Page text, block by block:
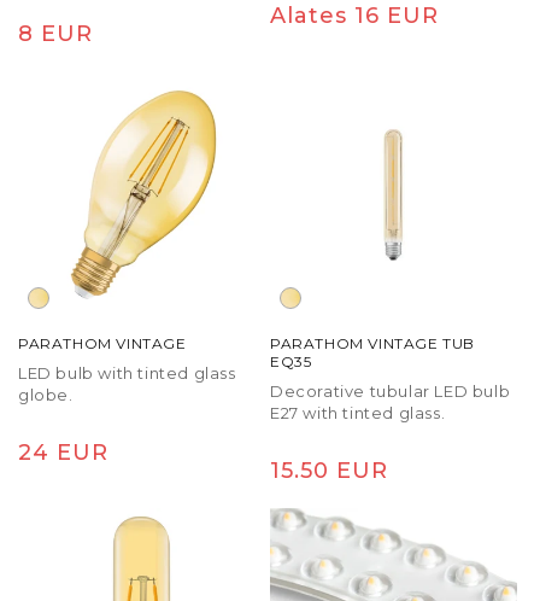
Tavaline
8 EUR
Tavaline
Alates 16 EUR
PARATHOM VINTAGE
LED bulb with tinted glass
globe.
Tavaline
24 EUR
PARATHOM VINTAGE TUB
EQ35
Decorative tubular LED bulb
E27 with tinted glass.
Tavaline
hind
15.50 EUR